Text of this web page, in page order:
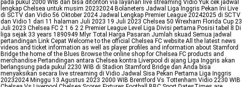
pada pukul 2000 WIB dan bisa ditonton via layanan live streaming Vidio Yuk cek jadwal
lengkap Chelsea untuk musim 20232024 Bolaneters Jadwal Liga Inggris Pekan Ini Live
di SCTV dan Vidio 56 Oktober 2024 Jadwal Lengkap Premier League 20242025 di SCTV
dan Vidio 1 dari 11 halaman Juli 2023 19 Juli 2023 Chelsea 50 Wrexham Florida Cup 23
Juli 2023 Chelsea FC 2 1 6 2 2 Premier League Level Liga Divisi pertama Posisi tabel 8 Di
liga sejak 33 years 1890949 Mlyr Total Harga Pasaran Jumlah skuad Semua jadwal
pertandingan Link Cepat Welcome to the official Chelsea FC website All the latest news
videos and ticket information as well as player profiles and information about Stamford
Bridge the home of the Blues Browse the online shop for Chelsea FC products and
merchandise Pertandingan antara Chelsea kontra Liverpool di ajang Liga Inggris akan
berlangsung pada pukul 2230 WIB di Stadion Stamford Bridge dan Anda bisa
menyaksikan secara live streaming di Vidio Jadwal Sisa Pekan Pertama Liga Inggris
20232024 Minggu 13 Agustus 2023 2000 WIB Brentford Vs Tottenham Vidio 2230 WIB